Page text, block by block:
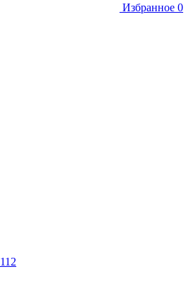
Избранное 0
112